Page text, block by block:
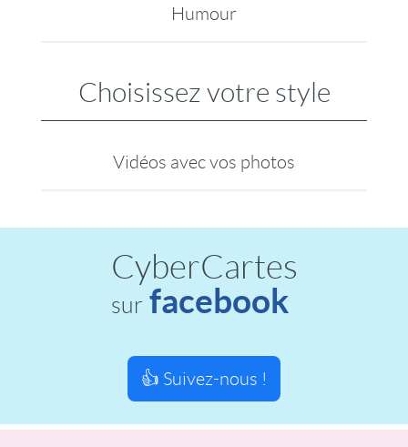
Humour
Choisissez votre style
Vidéos avec vos photos
CyberCartes
sur facebook
👍 Suivez-nous !